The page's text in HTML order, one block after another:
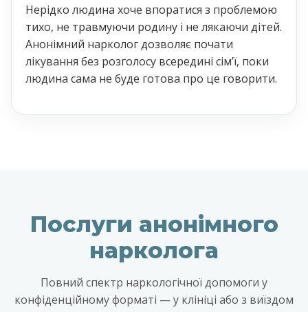
Нерідко людина хоче впоратися з проблемою
тихо, не травмуючи родину і не лякаючи дітей.
Анонімний нарколог дозволяє почати
лікування без розголосу всередині сімʼї, поки
людина сама не буде готова про це говорити.
Послуги анонімного
нарколога
Повний спектр наркологічної допомоги у
конфіденційному форматі — у клініці або з виїздом